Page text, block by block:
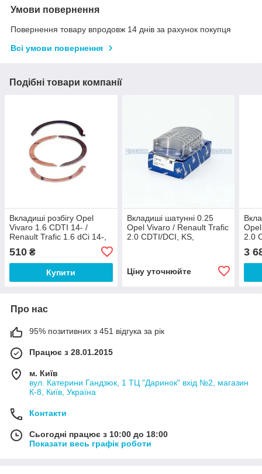
Умови повернення
Повернення товару впродовж 14 днів за рахунок покупця
Всі умови повернення
Подібні товари компанії
Вкладиші розбігу Opel
Vivaro 1.6 CDTI 14- /
Renault Trafic 1.6 dCi 14-,
510 ₴
Купити
Вкладиші шатунні 0.25
Opel Vivaro / Renault Trafic
2.0 CDTI/DCI, KS,
Ціну уточнюйте
2.0
3
Про нас
95% позитивних з 451 відгука за рік
Працює з 28.01.2015
м. Київ
вул. Катерини Гандзюк, 1 ТЦ "Даринок" вхід №2, магазин
К-8, Київ, Україна
Контакти
Сьогодні працює з 10:00 до 18:00
Показати весь графік роботи